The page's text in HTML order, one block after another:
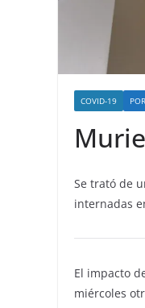
COVID-19
Se trató de
internadas
El impacto
miércoles